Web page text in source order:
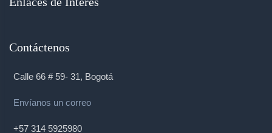
Contáctenos
Calle 66 # 59- 31, Bogotá
Envíanos un correo
+57 314 5925980